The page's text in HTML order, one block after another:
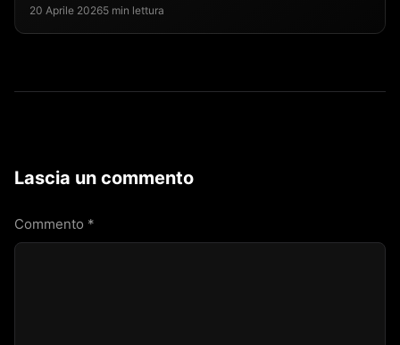
20 Aprile 20265 min lettura
Lascia un commento
Commento *